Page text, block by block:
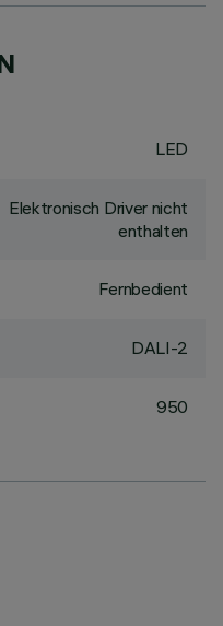
LED
Elektronisch Driver nicht
enthalten
Fernbedient
DALI-2
950